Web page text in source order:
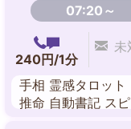
07:20～
240円/1分
未
手相 霊感タロット
推命 自動書記 ス